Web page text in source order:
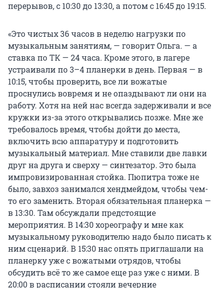
перерывов, с 10:30 до 13:30, а потом с 16:45 до 19:15.
«Это чистых 36 часов в неделю нагрузки по
музыкальным занятиям, — говорит Ольга. — а
ставка по ТК — 24 часа. Кроме этого, в лагере
устраивали по 3–4 планерки в день. Первая — в
10:15, чтобы проверить, все ли вожатые
проснулись вовремя и не опаздывают ли они на
работу. Хотя на ней нас всегда задерживали и все
кружки из-за этого открывались позже. Мне же
требовалось время, чтобы дойти до места,
включить всю аппаратуру и подготовить
музыкальный материал. Мне ставили две лавки
друг на друга и сверху — синтезатор. Это была
импровизированная стойка. Пюпитра тоже не
было, завхоз занимался хендмейдом, чтобы чем-
то его заменить. Вторая обязательная планерка —
в 13:30. Там обсуждали предстоящие
мероприятия. В 14:30 хореографу и мне как
музыкальному руководителю надо было писать к
ним сценарий. В 15:30 нас опять приглашали на
планерку уже с вожатыми отрядов, чтобы
обсудить всё то же самое еще раз уже с ними. В
20:00 в расписании стояли вечерние